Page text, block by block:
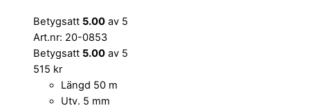
Betygsatt 5.00 av 5
Art.nr: 20-0853
Betygsatt 5.00 av 5
515 kr
Längd 50 m
Utv. 5 mm